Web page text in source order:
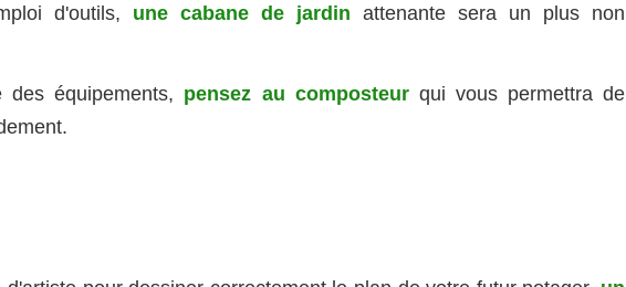
d'outils, une cabane de jardin attenante sera un plus non
des équipements, pensez au composteurqui vous permettra de